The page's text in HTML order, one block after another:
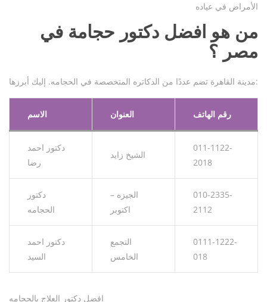
الأمراض في عياده
من هو افضل دكتور حجامة في
مصر ؟
مدينة القاهرة تضم عددًا من الدكاتره المتخصصة في الحجامه. إليك أبرزها:
الاسم العنوان رقم الهاتف
دكتور احمد
رضا
الشيخ زايد
011-1122-
2018
دكتور
الحجامه
الجيزه –
اكتوبر
010-2335-
2112
دكتور احمد
السيد
التجمع
الخامس
0111-1222-
018
افضل دكتور العلاج بالحجامه